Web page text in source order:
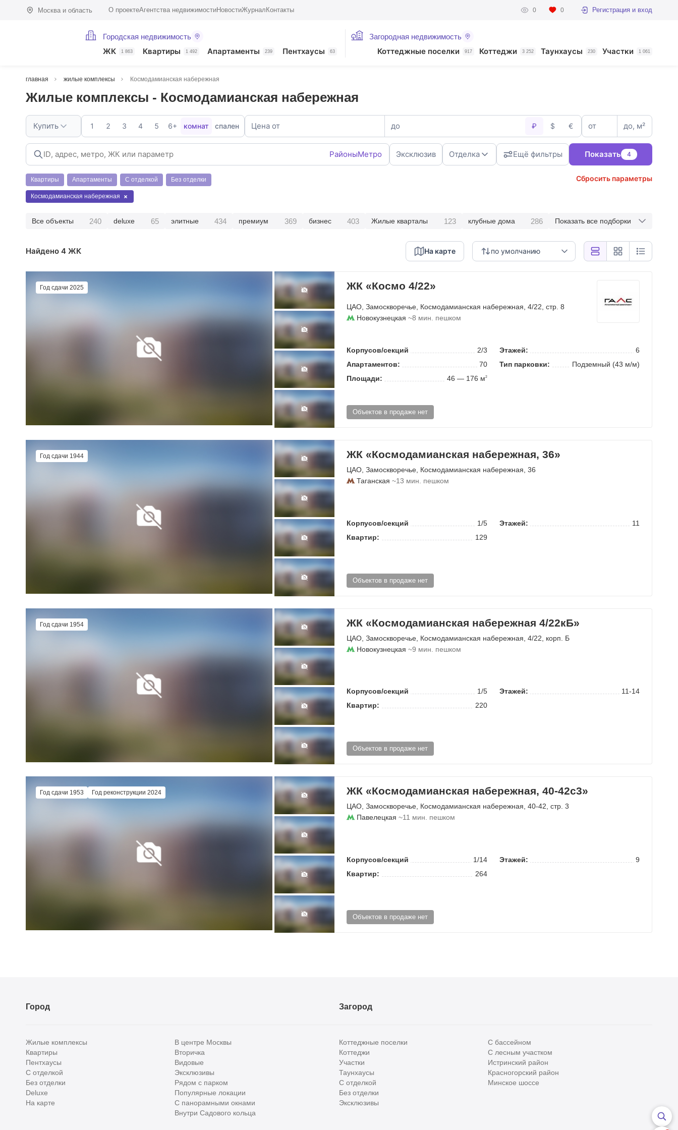
Москва и область О проектеАгентства недвижимостиНовостиЖурнал Контакты 0 0 Регистрация и вход
Городская недвижимость
ЖК 1 863 Квартиры 1 492 Апартаменты 239 Пентхаусы 63
Загородная недвижимость
Коттеджные поселки 917 Коттеджи 3 252 Таунхаусы 230 Участки 1 061
главная жилые комплексы Космодамианская набережная
Жилые комплексы - Космодамианская набережная
Купить 1 2 3 4 5 6+ комнат спален Цена от до ₽ $ € от до, м²
РайоныМетро Эксклюзив Отделка Ещё фильтры Показать 4
Квартиры Апартаменты С отделкой Без отделки Сбросить параметры
Космодамианская набережная
Все объекты 240 deluxe 65 элитные 434 премиум 369 бизнес 403 Жилые кварталы 123 клубные дома 286 Показать все подборки
Найдено 4 ЖК по умолчанию
На карте
Год сдачи 2025 ЖК «Космо 4/22»
ЦАО Замоскворечье Космодамианская набережная , 4/22, стр. 8
Новокузнецкая ~8 мин. пешком
Корпусов/секций 2/3 Этажей:
6
Апартаментов:
70 Тип парковки:
Подземный (43 м/м)
Площади:
46 — 176 м2
Объектов в продаже нет
Год сдачи 1944 ЖК «Космодамианская набережная, 36»
ЦАО Замоскворечье Космодамианская набережная , 36
Таганская ~13 мин. пешком
Корпусов/секций 1/5 Этажей:
11
Квартир:
129
Объектов в продаже нет
Год сдачи 1954 ЖК «Космодамианская набережная 4/22кБ»
ЦАО Замоскворечье Космодамианская набережная , 4/22, корп. Б
Новокузнецкая ~9 мин. пешком
Корпусов/секций 1/5 Этажей:
11-14
Квартир:
220
Объектов в продаже нет
Год сдачи 1953 Год реконструкции 2024 ЖК «Космодамианская набережная, 40-42с3»
ЦАО, Замоскворечье, Космодамианская набережная, 40-42, стр. 3
Павелецкая ~11 мин. пешком
Корпусов/секций 1/14 Этажей:
9
Квартир:
264
Объектов в продаже нет
Город
Жилые комплексы
Квартиры
Пентхаусы
С отделкой
Без отделки
Deluxe
На карте
В центре Москвы
Вторичка
Видовые
Эксклюзивы
Рядом с парком
Популярные локации
С панорамными окнами
Внутри Садового кольца
Загород
Коттеджные поселки
Коттеджи
Участки
Таунхаусы
С отделкой
Без отделки
Эксклюзивы
С бассейном
С лесным участком
Истринский район
Красногорский район
Минское шоссе
Все
Сегодня